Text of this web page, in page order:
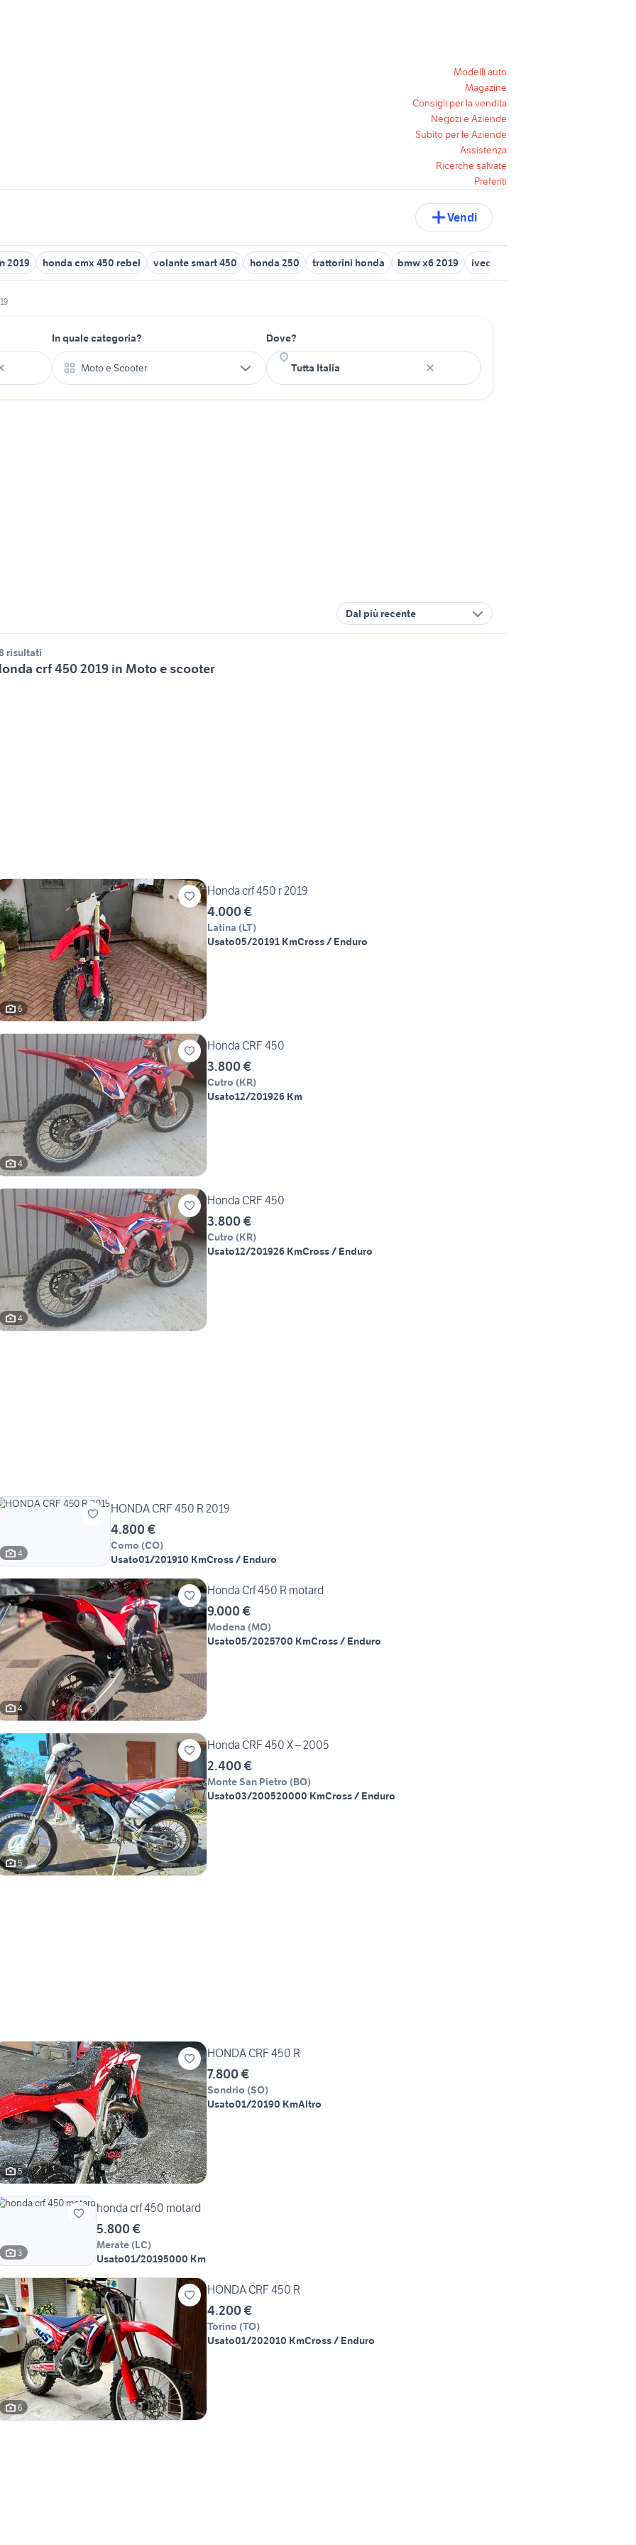
Modelli auto
Magazine
Consigli per la vendita
Negozi e Aziende
Subito per le Aziende
Assistenza
Ricerche salvate
Preferiti
Vendi
2019 honda cmx 450 rebel volante smart 450 honda 250 trattorini honda bmw x6 2019 iveco trakker 450
In quale categoria?
Moto e Scooter
Dove?
Dal più recente
risultati
crf 450 2019 in Moto e scooter
6
Honda crf 450 r 2019
4.000 €
Latina (LT)
Usato05/20191 KmCross / Enduro
4
Honda CRF 450
3.800 €
Cutro (KR)
Usato12/201926 Km
4
Honda CRF 450
3.800 €
Cutro (KR)
Usato12/201926 KmCross / Enduro
4
HONDA CRF 450 R 2019
4.800 €
Como (CO)
Usato01/201910 KmCross / Enduro
4
Honda Crf 450 R motard
9.000 €
Modena (MO)
Usato05/2025700 KmCross / Enduro
5
Honda CRF 450 X – 2005
2.400 €
Monte San Pietro (BO)
Usato03/200520000 KmCross / Enduro
5
HONDA CRF 450 R
7.800 €
Sondrio (SO)
Usato01/20190 KmAltro
3
honda crf 450 motard
5.800 €
Merate (LC)
Usato01/20195000 Km
6
HONDA CRF 450 R
4.200 €
Torino (TO)
Usato01/202010 KmCross / Enduro